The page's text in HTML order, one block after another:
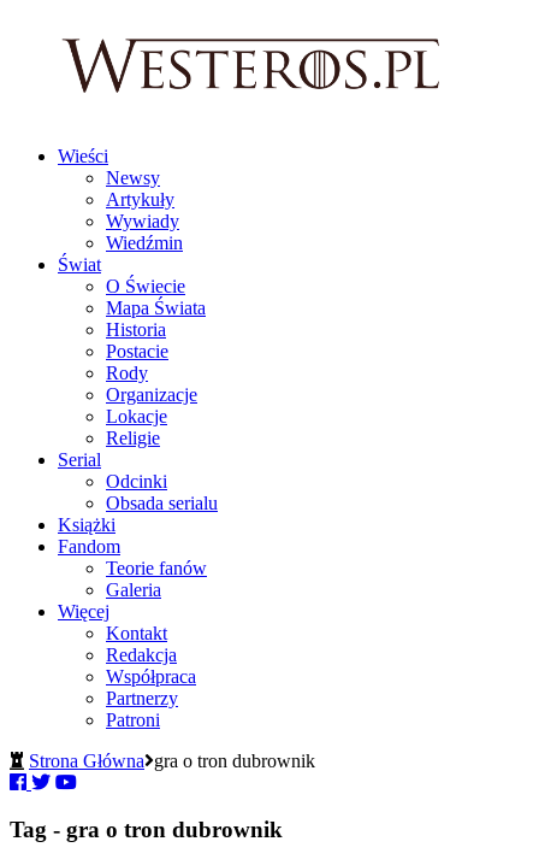
Wieści
Newsy
Artykuły
Wywiady
Wiedźmin
Świat
O Świecie
Mapa Świata
Historia
Postacie
Rody
Organizacje
Lokacje
Religie
Serial
Odcinki
Obsada serialu
Książki
Fandom
Teorie fanów
Galeria
Więcej
Kontakt
Redakcja
Współpraca
Partnerzy
Patroni
Strona Główna gra o tron dubrownik
Tag - gra o tron dubrownik